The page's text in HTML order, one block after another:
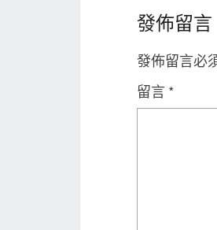
發佈留言
發佈留言必
留言 *